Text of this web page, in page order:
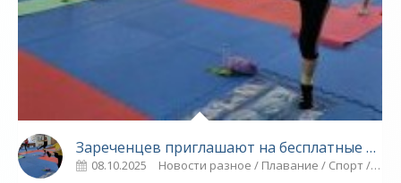
Зареченцев приглашают на бесплатные занятия по суставной гимнастике - СПОРТ
08.10.2025 Новости разное / Плавание / Спорт / Гимнастика / Другие виды спорта / ТЕННИС / Прыжки в воду / МОЛОДЕЖНОЕ ПЕРВЕНСТВО